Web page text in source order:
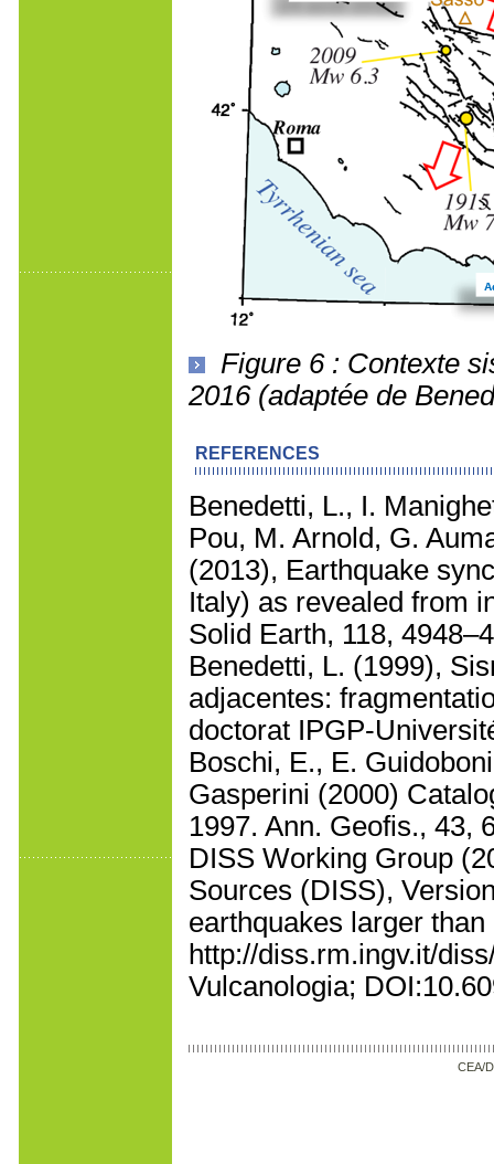
Figure 6 : Contexte
2016 (adaptée de
REFERENCES
Benedetti, L., I.
Pou, M. Arnold, G.
(2013), Earthquake
Italy) as revealed from
Solid Earth, 118,
Benedetti, L. (1999),
adjacentes:
doctorat IPGP-
Boschi, E., E.
Gasperini (2000)
1997. Ann. Geofis., 43,
DISS Working Group
Sources (DISS),
earthquakes larger
http://diss.rm.ingv.it/
Vulcanologia;
CEA/